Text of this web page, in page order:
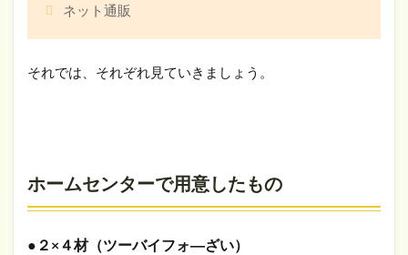
ネット通販
それでは、それぞれ見ていきましょう。
ホームセンターで用意したもの
●２×４材（ツーバイフォ―ざい）